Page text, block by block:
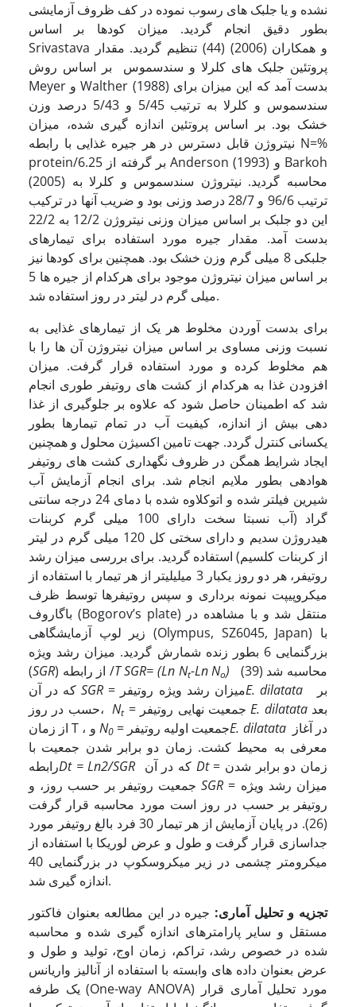
نشده و یا جلبک های رسوب نموده در کف ظروف آزمایشی
بطور دقیق انجام گردید. میزان کودها بر اساس
Srivastava و همکاران (2006) (44) تنظیم گردید. مقدار
پروتئین جلبک های کلرلا و سندسموس بر اساس روش
Meyer و Walther (1988) بدست آمد که این میزان برای
سندسموس و کلرلا به ترتیب 5/45 و 5/43 درصد وزن
خشک بود. بر اساس پروتئین اندازه گیری شده، میزان
نیتروژن قابل دسترس در هر جیره غذایی با رابطه N=%
protein/6.25 بر گرفته از Anderson (1993) و Barkoh
(2005) محاسبه گردید. نیتروژن سندسموس و کلرلا به
ترتیب 96/6 و 28/7 درصد وزنی بود و ضریب آنها در ترکیب
این دو جلبک بر اساس میزان وزنی نیتروژن 12/2 به 22/2
بدست آمد. مقدار جیره مورد استفاده برای تیمارهای
جلبکی 8 میلی گرم وزن خشک بود. همچنین برای کودها نیز
بر اساس میزان نیتروژن موجود برای هرکدام از جیره ها 5
میلی گرم در لیتر در روز استفاده شد.
برای بدست آوردن مخلوط هر یک از تیمارهای غذایی به
نسبت وزنی مساوی بر اساس میزان نیتروژن آن ها را با
هم مخلوط کرده و مورد استفاده قرار گرفت. میزان
افزودن غذا به هرکدام از کشت های روتیفر طوری انجام
شد که اطمینان حاصل شود که علاوه بر جلوگیری از غذا
دهی بیش از اندازه، کیفیت آب در تمام تیمارها بطور
یکسانی کنترل گردد. جهت تامین اکسیژن محلول و همچنین
ایجاد شرایط همگن در ظروف نگهداری کشت های روتیفر
هوادهی بطور ملایم انجام شد. برای انجام آزمایش آب
شیرین فیلتر شده و اتوکلاوه شده با دمای 24 درجه سانتی
گراد (آب نسبتا سخت دارای 100 میلی گرم کربنات
هیدروژن سدیم و دارای سختی کل 120 میلی گرم در لیتر
از کربنات کلسیم) استفاده گردید. برای بررسی میزان رشد
روتیفر، هر دو روز یکبار 3 میلی­لیتر از هر تیمار با استفاده از
میکروپیپت نمونه برداری و سپس روتیفرها توسط ظرف
باگاروف (Bogorov’s plate) منتقل شد و با مشاهده در
زیر لوپ آزمایشگاهی (Olympus, SZ6045, Japan) با
بزرگنمایی 6 بطور زنده شمارش گردید. میزان رشد ویژه
(SGR ) از رابطه /T SGR= (Ln Nt-Ln No)
که در آنSGR = میزان رشد ویژه روتیفرE. dilatataبر
حسب در روز،Nt = جمعیت نهایی روتیفرE. dilatataبعد
N0 = جمعیت اولیه روتیفرE. dilatataدر آغاز
معرفی به محیط کشت. زمان دو برابر شدن جمعیت با
رابطهDt = Ln2/SGR Dt= زمان دو برابر شدن
جمعیت روتیفر بر حسب روز، وSGR = میزان رشد ویژه
روتیفر بر حسب در روز است مورد محاسبه قرار گرفت
(26). در پایان آزمایش از هر تیمار 30 فرد بالغ روتیفر مورد
جداسازی قرار گرفت و طول و عرض لوریکا با استفاده از
میکرومتر چشمی در زیر میکروسکوپ در بزرگنمایی 40
اندازه گیری شد.
تجزیه و تحلیل آماری: جیره در این مطالعه بعنوان فاکتور
مستقل و سایر پارامترهای اندازه گیری شده و محاسبه
شده در خصوص رشد، تراکم، زمان اوج، تولید و طول و
عرض بعنوان داده های وابسته با استفاده از آنالیز واریانس
یک طرفه (One-way ANOVA) مورد تحلیل آماری قرار